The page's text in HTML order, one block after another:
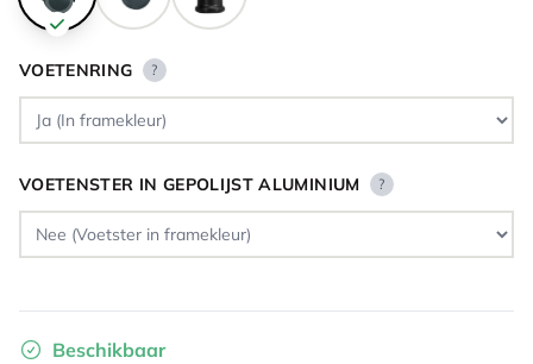
VOETENRING ?
VOETENSTER IN GEPOLIJST ALUMINIUM ?
Beschikbaar